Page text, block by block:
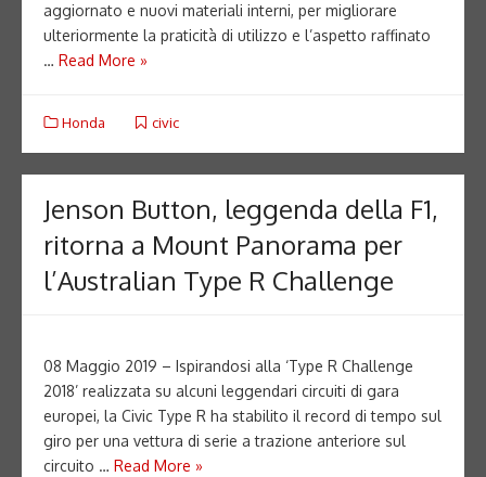
aggiornato e nuovi materiali interni, per migliorare
ulteriormente la praticità di utilizzo e l’aspetto raffinato
… Read More »
Honda civic
Jenson Button, leggenda della F1,
ritorna a Mount Panorama per
l’Australian Type R Challenge
08 Maggio 2019 – Ispirandosi alla ‘Type R Challenge
2018’ realizzata su alcuni leggendari circuiti di gara
europei, la Civic Type R ha stabilito il record di tempo sul
giro per una vettura di serie a trazione anteriore sul
circuito … Read More »